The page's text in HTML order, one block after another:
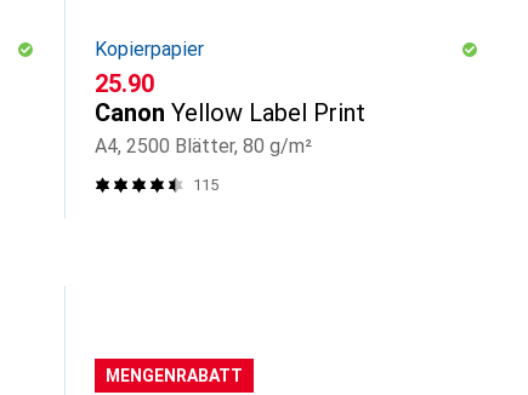
Kopierpapier
CHF
25.90
Canon Yellow Label Print
A4, 2500 Blätter, 80 g/m²
115
MENGENRABATT